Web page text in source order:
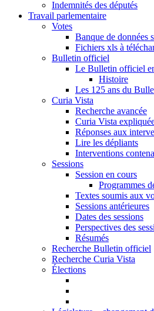
Indemnités des députés
Travail parlementaire
Votes
Banque de données
Fichiers xls à
Bulletin officiel
Le Bulletin officiel
Histoire
Les 125 ans du
Curia Vista
Recherche avancée
Curia Vista
Réponses aux
Lire les dépliants
Interventions
Sessions
Session en cours
Programmes
Textes soumis aux
Sessions antérieures
Dates des sessions
Perspectives des
Résumés
Recherche Bulletin officiel
Recherche Curia Vista
Élections